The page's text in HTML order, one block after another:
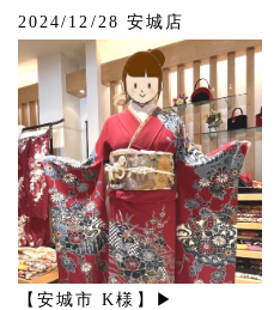
2024/12/28 安城店
【安城市 K様】▶